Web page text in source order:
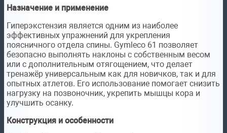
Назначение и применение
Гиперэкстензия является одним из наиболее
эффективных упражнений для укрепления
поясничного отдела спины. Gymleco 61 позволяет
безопасно выполнять наклоны с собственным весом
или с дополнительным отягощением, что делает
тренажёр универсальным как для новичков, так и для
опытных атлетов. Его использование помогает снизить
нагрузку на позвоночник, укрепить мышцы кора и
улучшить осанку.
Конструкция и особенности